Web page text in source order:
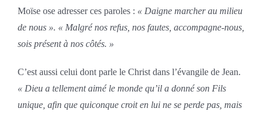
Moïse ose adresser ces paroles : « Daigne marcher au milieu
de nous ». « Malgré nos refus, nos fautes, accompagne-nous,
sois présent à nos côtés. »
C’est aussi celui dont parle le Christ dans l’évangile de Jean.
« Dieu a tellement aimé le monde qu’il a donné son Fils
unique, afin que quiconque croit en lui ne se perde pas, mais